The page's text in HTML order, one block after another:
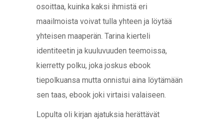
osoittaa, kuinka kaksi ihmistä eri
maailmoista voivat tulla yhteen ja löytää
yhteisen maaperän. Tarina kierteli
identiteetin ja kuuluvuuden teemoissa,
kierretty polku, joka joskus ebook
tiepolkuansa mutta onnistui aina löytämään
sen taas, ebook joki virtaisi valaiseen.
Lopulta oli kirjan ajatuksia herättävät